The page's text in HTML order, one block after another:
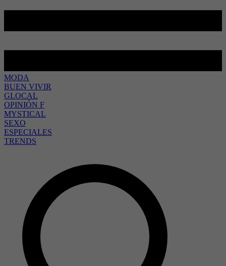
MODA
BUEN VIVIR
GLOCAL
OPINIÓN F
MYSTICAL
SEXO
ESPECIALES
TRENDS